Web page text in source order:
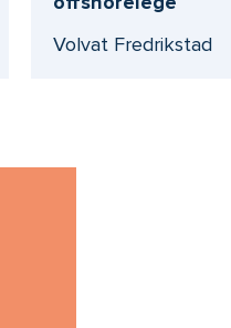
Volvat Fredrikstad